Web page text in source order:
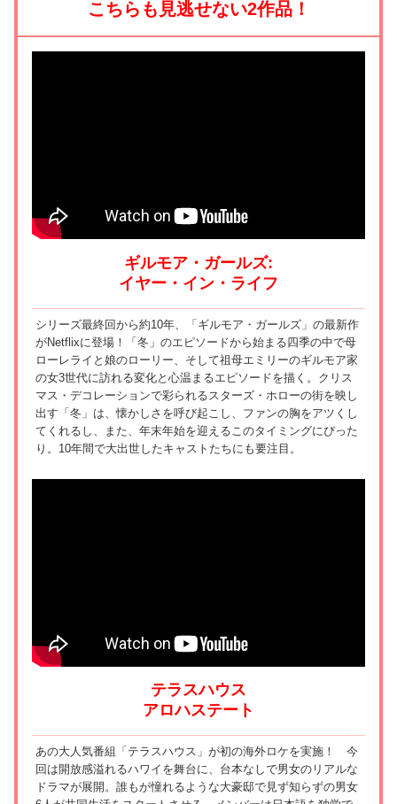
こちらも見逃せない2作品！
ギルモア・ガールズ:
イヤー・イン・ライフ
シリーズ最終回から約10年、「ギルモア・ガールズ」の最新作
がNetflixに登場！「冬」のエピソードから始まる四季の中で母
ローレライと娘のローリー、そして祖母エミリーのギルモア家
の女3世代に訪れる変化と心温まるエピソードを描く。クリス
マス・デコレーションで彩られるスターズ・ホローの街を映し
出す「冬」は、懐かしさを呼び起こし、ファンの胸をアツくし
てくれるし、また、年末年始を迎えるこのタイミングにぴった
り。10年間で大出世したキャストたちにも要注目。
テラスハウス
アロハステート
あの大人気番組「テラスハウス」が初の海外ロケを実施！ 今
回は開放感溢れるハワイを舞台に、台本なしで男女のリアルな
ドラマが展開。誰もが憧れるような大豪邸で見ず知らずの男女